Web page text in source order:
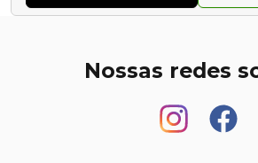
Nossas redes